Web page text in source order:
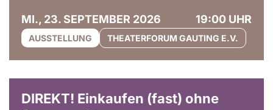
MI., 23. SEPTEMBER 2026 19:00 UHR
AUSSTELLUNG THEATERFORUM GAUTING E.V.
DIREKT! Einkaufen (fast) ohne